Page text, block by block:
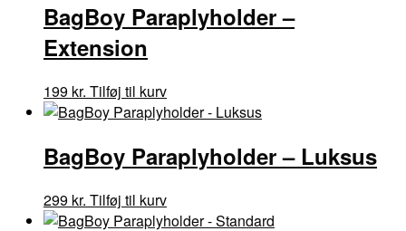
BagBoy Paraplyholder –
Extension
199 kr. Tilføj til kurv
BagBoy Paraplyholder – Luksus
299 kr. Tilføj til kurv